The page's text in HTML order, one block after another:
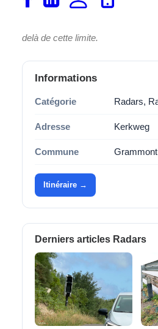
La tolérance des radars est de 6
delà de cette limite.
Informations
Catégorie Radars,
Adresse Kerkweg
Commune Grammont
Itinéraire →
Derniers articles Radars